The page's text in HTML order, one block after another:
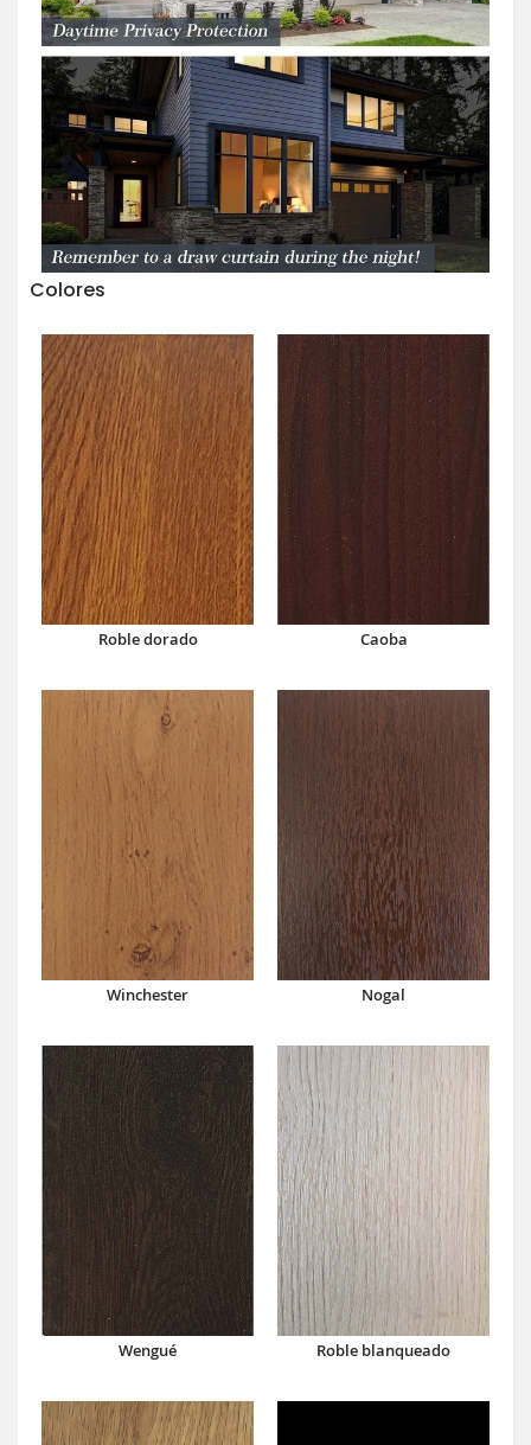
Colores
Roble dorado Caoba
Winchester Nogal
Wengué Roble blanqueado